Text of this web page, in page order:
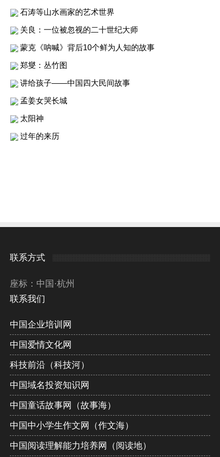
石涛等山水画家的艺术世界
关良：一位被忽视的二十世纪大师
蒙克《呐喊》背后10个鲜为人知的故事
郑燮：丛竹图
讲给孩子——中国四大民间故事
孟姜女哭长城
太阳神
过年的来历
联系方式
座标：中国·杭州
联系我们
中国企业培训网
中国爱情文化网
科技前沿（科技河）
中国域名投资知识网
中国童话故事网（故事海）
中国中小学生作文网（作文海）
中国阅读理解能力培养网（阅读地）